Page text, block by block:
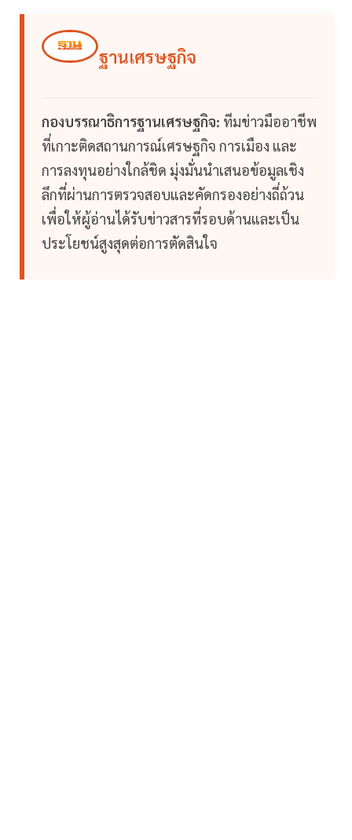
ฐานเศรษฐกิจ
กองบรรณาธิการฐานเศรษฐกิจ: ทีมข่าวมืออาชีพ
ที่เกาะติดสถานการณ์เศรษฐกิจ การเมือง และ
การลงทุนอย่างใกล้ชิด มุ่งมั่นนำเสนอข้อมูลเชิง
ลึกที่ผ่านการตรวจสอบและคัดกรองอย่างถี่ถ้วน
เพื่อให้ผู้อ่านได้รับข่าวสารที่รอบด้านและเป็น
ประโยชน์สูงสุดต่อการตัดสินใจ